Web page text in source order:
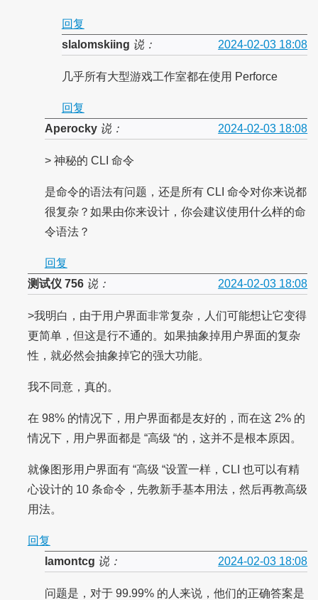
回复
slalomskiing 说： 2024-02-03 18:08
几乎所有大型游戏工作室都在使用 Perforce
回复
Aperocky说： 2024-02-03 18:08
> 神秘的 CLI 命令
是命令的语法有问题，还是所有 CLI 命令对你来说都
很复杂？如果由你来设计，你会建议使用什么样的命
令语法？
回复
测试仪 756说： 2024-02-03 18:08
>我明白，由于用户界面非常复杂，人们可能想让它变得
更简单，但这是行不通的。如果抽象掉用户界面的复杂
性，就必然会抽象掉它的强大功能。
我不同意，真的。
在 98% 的情况下，用户界面都是友好的，而在这 2% 的
情况下，用户界面都是 “高级 “的，这并不是根本原因。
就像图形用户界面有 “高级 “设置一样，CLI 也可以有精
心设计的 10 条命令，先教新手基本用法，然后再教高级
用法。
回复
lamontcg 说： 2024-02-03 18:08
问题是，对于 99.99% 的人来说，他们的正确答案是